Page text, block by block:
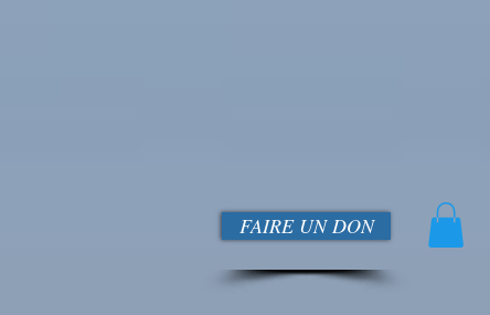
FAIRE UN DON